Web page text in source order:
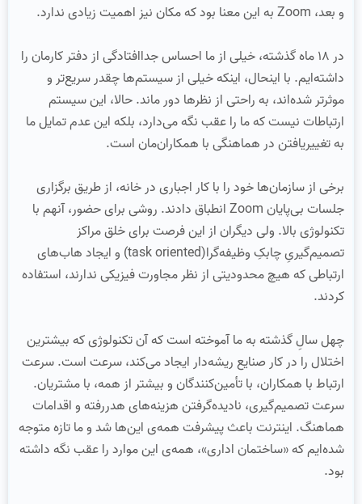
و بعد، Zoom به این معنا بود که مکان نیز اهمیت زیادی ندارد.
در ۱۸ ماه گذشته، خیلی از ما احساس جدا‌افتادگی از دفتر کارمان را
داشته‌ایم. با اینحال، اینکه خیلی از سیستم‌ها چقدر سریع‌تر و
موثرتر شده‌اند، به راحتی از نظرها دور ماند. حالا، این سیستم
ارتباطات نیست که ما را عقب نگه می‌دارد، بلکه این عدم تمایل ما
به تغییریافتن در هماهنگی با همکاران‌مان است.
برخی از سازمان‌ها خود را با کار اجباری در خانه، از طریق برگزاری
جلسات بی‌پایان Zoom انطباق دادند. روشی برای حضور، آنهم با
تکنولوژی بالا. ولی دیگران از این فرصت برای خلق مراکز
تصمیم‌گیریِ چابکِ وظیفه‌گرا(task oriented) و ایجاد هاب‌های
ارتباطی که هیچ محدودیتی از نظر مجاورت فیزیکی ندارند، استفاده
کردند.
چهل سالِ گذشته به ما آموخته است که آن تکنولوژی که بیشترین
اختلال را در کار صنایع ریشه‌دار ایجاد می‌کند، سرعت است. سرعت
ارتباط با همکاران، با تأمین‌کنندگان و بیشتر از همه، با مشتریان.
سرعت تصمیم‌گیری، نادیده‌گرفتن هزینه‌های هدررفته و اقدامات
هماهنگ. اینترنت باعث پیشرفت همه‌ی این‌ها شد و ما تازه متوجه
شده‌ایم که «ساختمان اداری»، همه‌ی این موارد را عقب نگه داشته
بود.